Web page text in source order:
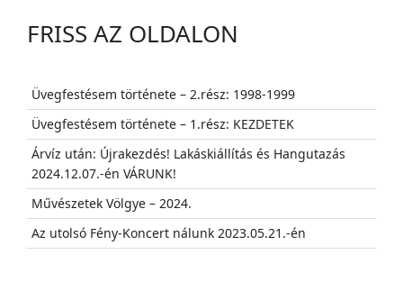
FRISS AZ OLDALON
Üvegfestésem története – 2.rész: 1998-1999
Üvegfestésem története – 1.rész: KEZDETEK
Árvíz után: Újrakezdés! Lakáskiállítás és Hangutazás
2024.12.07.-én VÁRUNK!
Művészetek Völgye – 2024.
Az utolsó Fény-Koncert nálunk 2023.05.21.-én